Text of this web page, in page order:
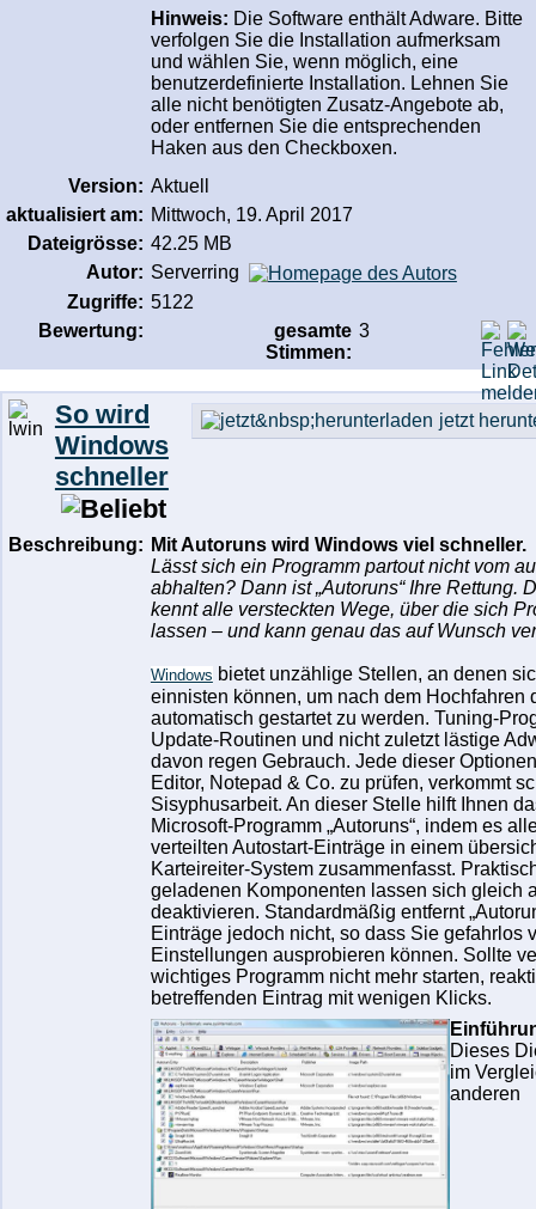
Hinweis: Die Software enthält Adware. Bitte
verfolgen Sie die Installation aufmerksam
und wählen Sie, wenn möglich, eine
benutzerdefinierte Installation. Lehnen Sie
alle nicht benötigten Zusatz-Angebote ab,
oder entfernen Sie die entsprechenden
Haken aus den Checkboxen.
Version: Aktuell
aktualisiert am: Mittwoch, 19. April 2017
Dateigrösse: 42.25 MB
Autor: Serverring
Zugriffe: 5122
Bewertung:
gesamte
Stimmen:
3
So wird
Windows
schneller
jetzt
Beschreibung: Mit Autoruns wird Windows viel schneller.
Lässt sich ein Programm partout nicht vom
abhalten? Dann ist „Autoruns“ Ihre Rettung.
kennt alle versteckten Wege, über die sich
lassen – und kann genau das auf Wunsch
Windows bietet unzählige Stellen, an denen
einnisten können, um nach dem Hochfahren
automatisch gestartet zu werden. Tuning-
Update-Routinen und nicht zuletzt lästige
davon regen Gebrauch. Jede dieser
Editor, Notepad & Co. zu prüfen, verkommt
Sisyphusarbeit. An dieser Stelle hilft Ihnen
Microsoft-Programm „Autoruns“, indem es
verteilten Autostart-Einträge in einem
Karteireiter-System zusammenfasst.
geladenen Komponenten lassen sich gleich
deaktivieren. Standardmäßig entfernt
Einträge jedoch nicht, so dass Sie gefahrlos
Einstellungen ausprobieren können. Sollte
wichtiges Programm nicht mehr starten,
betreffenden Eintrag mit wenigen Klicks.
Dieses
im
anderen